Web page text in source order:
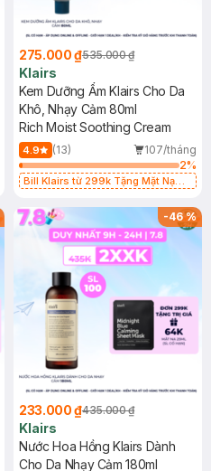
275.000 ₫535.000 ₫
Klairs
Kem Dưỡng Ẩm Klairs Cho Da
Khô, Nhạy Cảm 80ml
Rich Moist Soothing Cream
4.9 (13)
107/tháng
2%
Bill Klairs từ 299k Tặng Mặt Nạ
25ml (SL Có Hạn)
-46%
233.000 ₫435.000 ₫
Klairs
Nước Hoa Hồng Klairs Dành
Cho Da Nhạy Cảm 180ml